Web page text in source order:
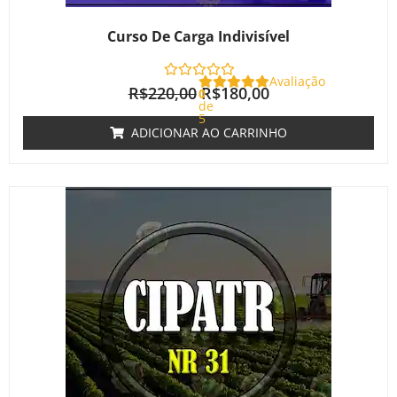
Curso De Carga Indivisível
Avaliação
0
de
5
R$220,00 R$180,00
ADICIONAR AO CARRINHO